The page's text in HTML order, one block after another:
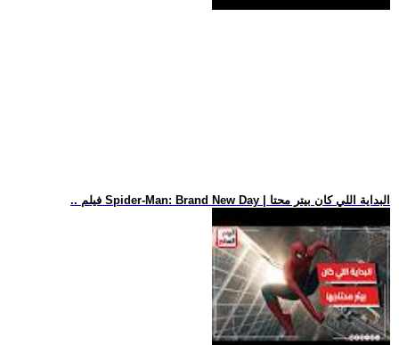
.. فيلم Spider-Man: Brand New Day | البداية اللي كان بيتر محتا